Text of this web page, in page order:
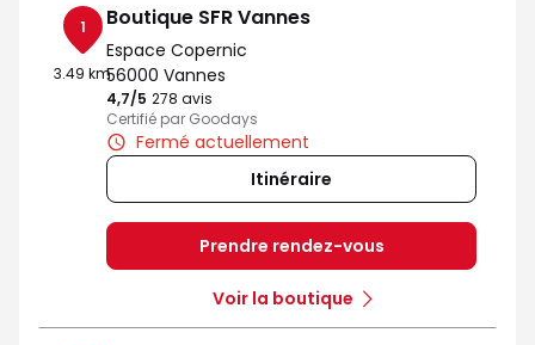
1
3.49 km
Boutique SFR Vannes
Espace Copernic
56000 Vannes
4,7/5 Note de 4.7 sur 5
278 avis
Certifié par Goodays
Fermé actuellement
Itinéraire
Prendre rendez-vous
Voir la boutique